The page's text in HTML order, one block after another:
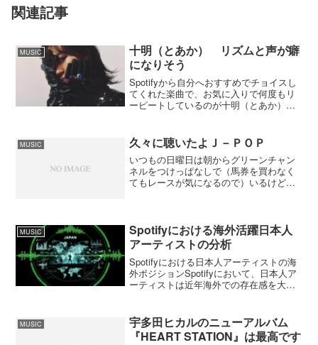
関連記事
MUSIC
十明（とあか） リズムと声が癖
になりそう
Spotifyから自分へおすすめでチョイスし
てくれた楽曲で、お気に入りで何度もリ
ーピートしているのが十明（とあか）の
な感じがしてすごくいい。特に『NEW
ERA』...
MUSIC 久々に聴いたよＪ－ＰＯＰ
いつもの日曜日は朝からグリーンチャン
ネルをつけっぱなしで（馬券を買わなく
てもレースが気になるので）いるけど、
ていた。最...
MUSIC
Spotifyにおける海外活躍日本人
アーティストの分析
Spotifyにおける日本人アーティストの海
外ポジションSpotifyにおいて、日本人ア
ーティストは近年海外での存在感を大き
曲をまとめた「Global Hit...
MUSIC
宇多田ヒカルのニューアルバム
『HEART STATION』は最高です